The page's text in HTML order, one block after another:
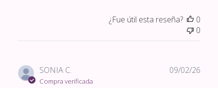
¿Fue útil esta reseña?
0
0
SONIA C.
Compra verificada
09/02/26